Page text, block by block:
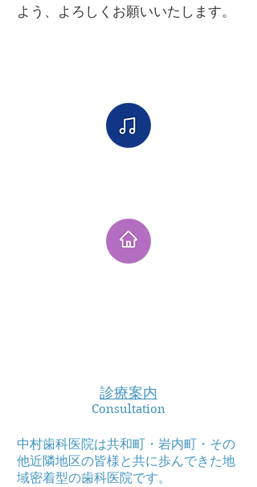
よう、よろしくお願いいたします。
診療案内
Consultation
中村歯科医院は共和町・岩内町・その
他近隣地区の皆様と共に歩んできた地
域密着型の歯科医院です。